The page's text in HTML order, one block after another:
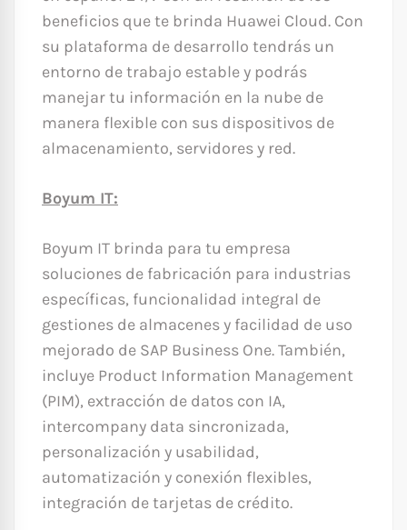
beneficios que te brinda Huawei Cloud. Con
su plataforma de desarrollo tendrás un
entorno de trabajo estable y podrás
manejar tu información en la nube de
manera flexible con sus dispositivos de
almacenamiento, servidores y red.
Boyum IT:
Boyum IT brinda para tu empresa
soluciones de fabricación para industrias
específicas, funcionalidad integral de
gestiones de almacenes y facilidad de uso
mejorado de SAP Business One. También,
incluye Product Information Management
(PIM), extracción de datos con IA,
intercompany data sincronizada,
personalización y usabilidad,
automatización y conexión flexibles,
integración de tarjetas de crédito.